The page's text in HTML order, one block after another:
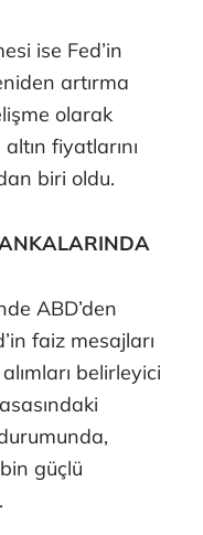
ise Fed’in
artırma
olarak
fiyatlarını
biri oldu.
ABD’den
faiz mesajları
belirleyici
güçlü